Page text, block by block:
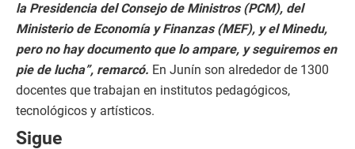
la Presidencia del Consejo de Ministros (PCM), del
Ministerio de Economía y Finanzas (MEF), y el Minedu,
pero no hay documento que lo ampare, y seguiremos en
pie de lucha”, remarcó. En Junín son alrededor de 1300
docentes que trabajan en institutos pedagógicos,
tecnológicos y artísticos.
Sigue